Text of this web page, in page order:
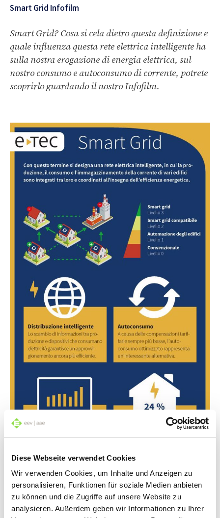
Diese Webseite verwendet Cookies
Wir verwenden Cookies, um Inhalte und Anzeigen zu
personalisieren, Funktionen für soziale Medien anbieten
zu können und die Zugriffe auf unsere Website zu
analysieren. Außerdem geben wir Informationen zu Ihrer
Smart Grid Infofilm
Smart Grid? Cosa si cela dietro questa definizione e
quale influenza questa rete elettrica intelligente ha
sulla nostra erogazione di energia elettrica, sul
nostro consumo e autoconsumo di corrente, potrete
scoprirlo guardando il nostro Infofilm.